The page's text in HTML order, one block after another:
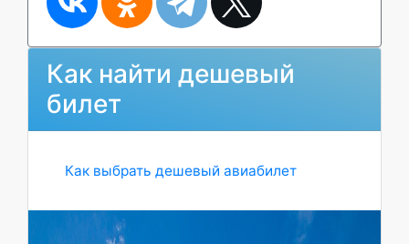
Как найти дешевый
билет
Как выбрать дешевый авиабилет